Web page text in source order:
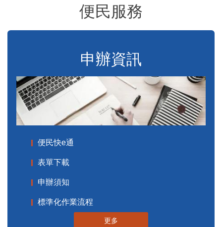
便民服務
申辦資訊
便民快e通
表單下載
申辦須知
標準化作業流程
更多